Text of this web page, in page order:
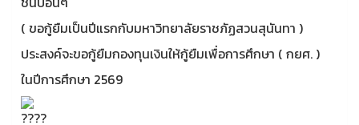
( ขอกู้ยืมเป็นปีแรกกับมหาวิทยาลัยราชภัฏสวนสุนันทา )
ประสงค์จะขอกู้ยืมกองทุนเงินให้กู้ยืมเพื่อการศึกษา ( กยศ. )
ในปีการศึกษา 2569